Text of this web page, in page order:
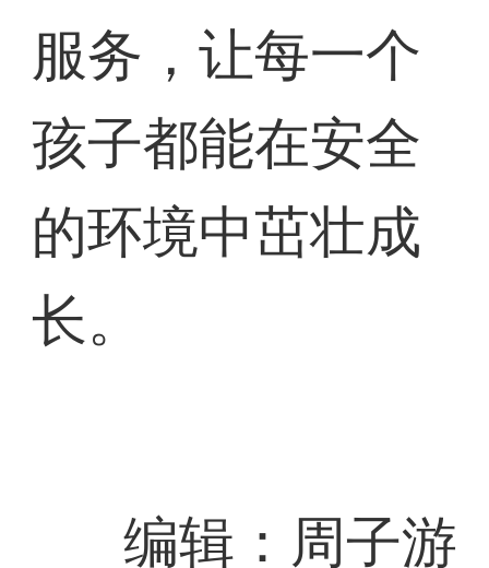
服务，让每一个
孩子都能在安全
的环境中茁壮成
长。
编辑：周子游